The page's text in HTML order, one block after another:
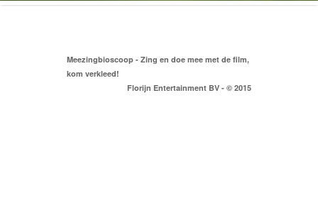
Meezingbioscoop - Zing en doe mee met de film,
kom verkleed!
Florijn Entertainment BV - © 2015